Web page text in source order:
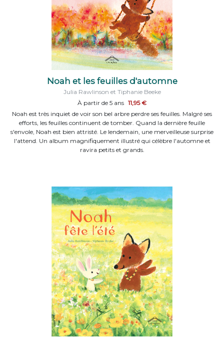
Noah et les feuilles d'automne
Julia Rawlinson et Tiphanie Beeke
À partir de 5 ans 11,95 €
Noah est très inquiet de voir son bel arbre perdre ses feuilles. Malgré ses
efforts, les feuilles continuent de tomber. Quand la dernière feuille
s'envole, Noah est bien attristé. Le lendemain, une merveilleuse surprise
l'attend. Un album magnifiquement illustré qui célèbre l'automne et
ravira petits et grands.